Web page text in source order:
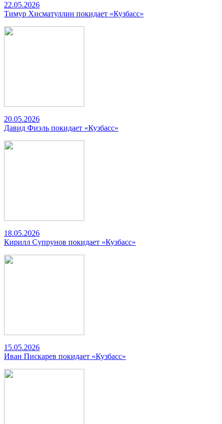
22.05.2026
Тимур Хисматуллин покидает «Кузбасс»
20.05.2026
Давид Фиэль покидает «Кузбасс»
18.05.2026
Кирилл Супрунов покидает «Кузбасс»
15.05.2026
Иван Пискарев покидает «Кузбасс»